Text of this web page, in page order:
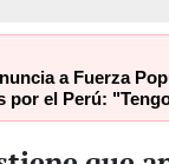
a Fuerza
por el Perú: